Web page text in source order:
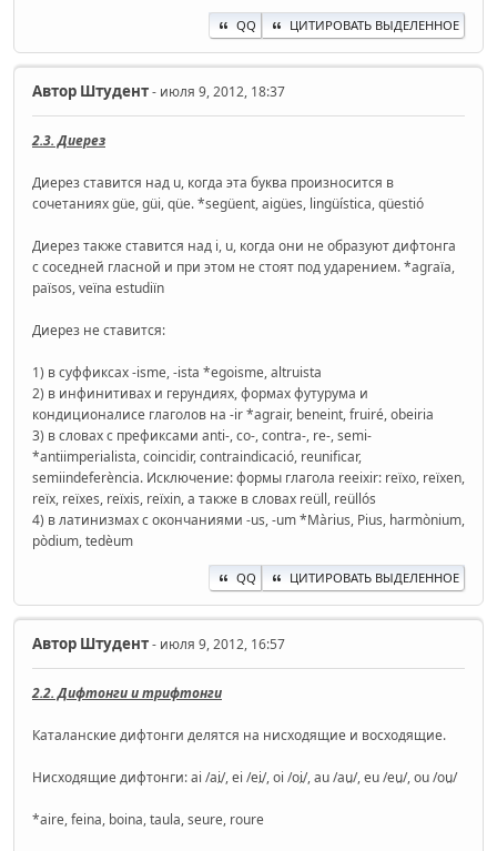
QQ ЦИТИРОВАТЬ ВЫДЕЛЕННОЕ
Автор Штудент- июля 9, 2012, 18:37
2.3. Диерез
Диерез ставится над u, когда эта буква произносится в
сочетаниях güe, güi, qüe. *següent, aigües, lingüística, qüestió
Диерез также ставится над i, u, когда они не образуют дифтонга
с соседней гласной и при этом не стоят под ударением. *agraïa,
països, veïna estudiïn
Диерез не ставится:
1) в суффиксах -isme, -ista *egoisme, altruista
2) в инфинитивах и герундиях, формах футурума и
кондиционалисе глаголов на -ir *agrair, beneint, fruiré, obeiria
3) в словах с префиксами anti-, co-, contra-, re-, semi-
*antiimperialista, coincidir, contraindicació, reunificar,
semiindeferència. Исключение: формы глагола reeixir: reïxo, reïxen,
reïx, reïxes, reïxis, reïxin, а также в словах reüll, reüllós
4) в латинизмах с окончаниями -us, -um *Màrius, Pius, harmònium,
pòdium, tedèum
QQ ЦИТИРОВАТЬ ВЫДЕЛЕННОЕ
Автор Штудент- июля 9, 2012, 16:57
2.2. Дифтонги и трифтонги
Каталанские дифтонги делятся на нисходящие и восходящие.
Нисходящие дифтонги: ai /ai̯/, ei /ei̯/, oi /oi̯/, au /au̯/, eu /eu̯/, ou /ou̯/
*aire, feina, boina, taula, seure, roure